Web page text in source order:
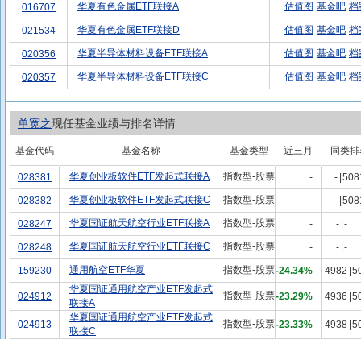
016707 华夏有色金属ETF联接A 估值图 基金吧 档
021534 华夏有色金属ETF联接D 估值图 基金吧 档
020356 华夏半导体材料设备ETF联接A 估值图 基金吧 档
020357 华夏半导体材料设备ETF联接C 估值图 基金吧 档
单宽之现任基金业绩与排名详情
基金代码 基金名称 基金类型 近三月 同类
028381 华夏创业板软件ETF发起式联接A 指数型-股票 - -
028382 华夏创业板软件ETF发起式联接C 指数型-股票 - -
028247 华夏国证航天航空行业ETF联接A 指数型-股票 - - -
028248 华夏国证航天航空行业ETF联接C 指数型-股票 - - -
159230 通用航空ETF华夏 指数型-股票-24.34% 4982
024912
华夏国证通用航空产业ETF发起式
联接A
指数型-股票-23.29% 4936
024913
华夏国证通用航空产业ETF发起式
联接C
指数型-股票-23.33% 4938